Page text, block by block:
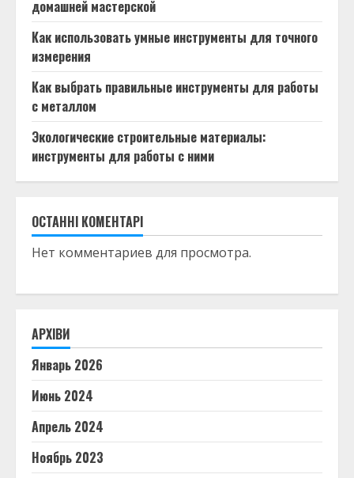
домашней мастерской
Как использовать умные инструменты для точного
измерения
Как выбрать правильные инструменты для работы
с металлом
Экологические строительные материалы:
инструменты для работы с ними
ОСТАННІ КОМЕНТАРІ
Нет комментариев для просмотра.
АРХІВИ
Январь 2026
Июнь 2024
Апрель 2024
Ноябрь 2023